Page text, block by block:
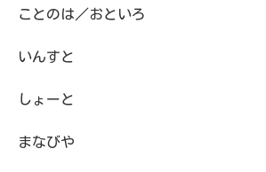
ことのは／おといろ
いんすと
しょーと
まなびや